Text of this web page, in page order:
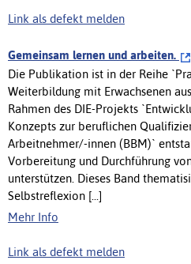
Link als defekt melden
Gemeinsam lernen und arbeiten.
Die Publikation ist in der Reihe
Weiterbildung mit Erwachsenen
Rahmen des DIE-Projekts
Konzepts zur beruflichen
Arbeitnehmer/-innen (BBM)`
Vorbereitung und Durchführung
unterstützen. Dieses Band
Selbstreflexion [...]
Mehr Info
Link als defekt melden